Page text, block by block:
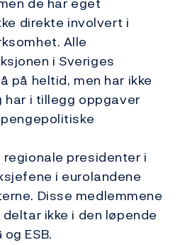
direkte involvert i
Alle
i Sveriges
på heltid, men har ikke
i tillegg oppgaver
regionale presidenter i
i eurolandene
Disse medlemmene
ikke i den løpende
ESB.